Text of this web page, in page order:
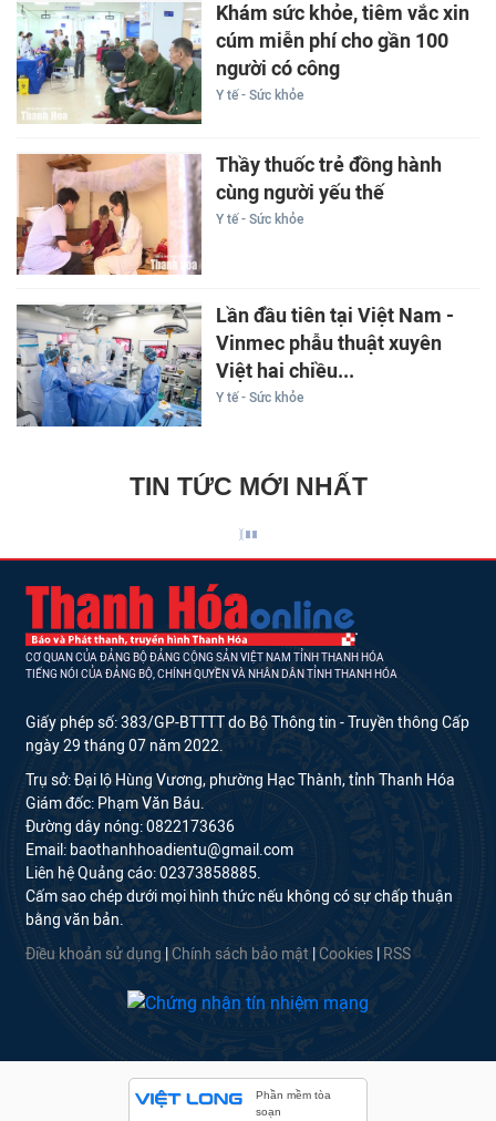
Khám sức khỏe, tiêm vắc xin
cúm miễn phí cho gần 100
người có công
Y tế - Sức khỏe
Thầy thuốc trẻ đồng hành
cùng người yếu thế
Y tế - Sức khỏe
Lần đầu tiên tại Việt Nam -
Vinmec phẫu thuật xuyên
Việt hai chiều...
Y tế - Sức khỏe
TIN TỨC MỚI NHẤT
CƠ QUAN CỦA ĐẢNG BỘ ĐẢNG CỘNG SẢN VIỆT NAM TỈNH THANH HÓA
TIẾNG NÓI CỦA ĐẢNG BỘ, CHÍNH QUYỀN VÀ NHÂN DÂN TỈNH THANH HÓA
Giấy phép số: 383/GP-BTTTT do Bộ Thông tin - Truyền thông Cấp
ngày 29 tháng 07 năm 2022.
Trụ sở: Đại lộ Hùng Vương, phường Hạc Thành, tỉnh Thanh Hóa
Giám đốc: Phạm Văn Báu.
Đường dây nóng: 0822173636
Email: baothanhhoadientu@gmail.com
Liên hệ Quảng cáo: 02373858885.
Cấm sao chép dưới mọi hình thức nếu không có sự chấp thuận
bằng văn bản.
Điều khoản sử dụng Chính sách bảo mật Cookies RSS
Phần mềm tòa
soạn